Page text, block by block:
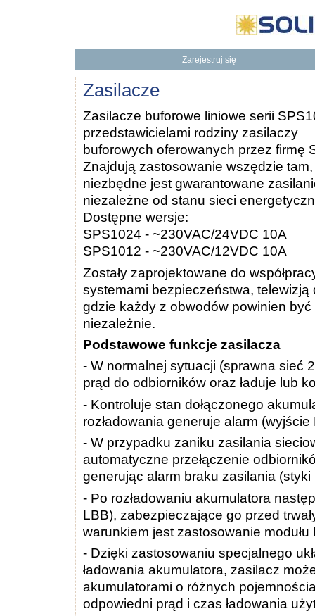
Zarejestruj się
To dodatkowe korzyści
Będziesz mieć dostęp do naszej Bazy Wiedzy
Zasilacze
Zasilacze buforowe liniowe serii
przedstawicielami rodziny zasilaczy
buforowych oferowanych przez firmę
Znajdują zastosowanie wszędzie
niezbędne jest gwarantowane
niezależne od stanu sieci
Dostępne wersje:
SPS1024 - ~230VAC/24VDC 10A
SPS1012 - ~230VAC/12VDC 10A
Zostały zaprojektowane do
systemami bezpieczeństwa,
gdzie każdy z obwodów powinien
niezależnie.
Podstawowe funkcje zasilacza
- W normalnej sytuacji (sprawna sieć
prąd do odbiorników oraz ładuje lub
- Kontroluje stan dołączonego
rozładowania generuje alarm (wyjście
- W przypadku zaniku zasilania
automatyczne przełączenie
generując alarm braku zasilania (styki
- Po rozładowaniu akumulatora
LBB), zabezpieczające go przed
warunkiem jest zastosowanie modułu
- Dzięki zastosowaniu specjalnego
ładowania akumulatora, zasilacz
akumulatorami o różnych
odpowiedni prąd i czas ładowania